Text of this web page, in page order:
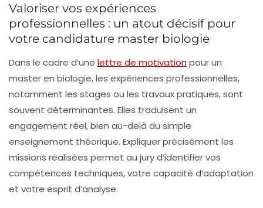
Valoriser vos expériences
professionnelles : un atout décisif pour
votre candidature master biologie
Dans le cadre d’une lettre de motivationpour un
master en biologie, les expériences professionnelles,
notamment les stages ou les travaux pratiques, sont
souvent déterminantes. Elles traduisent un
engagement réel, bien au-delà du simple
enseignement théorique. Expliquer précisément les
missions réalisées permet au jury d’identifier vos
compétences techniques, votre capacité d’adaptation
et votre esprit d’analyse.